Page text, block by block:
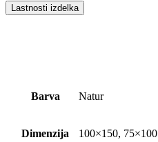
Lastnosti izdelka
Barva Natur
Dimenzija 100×150, 75×100